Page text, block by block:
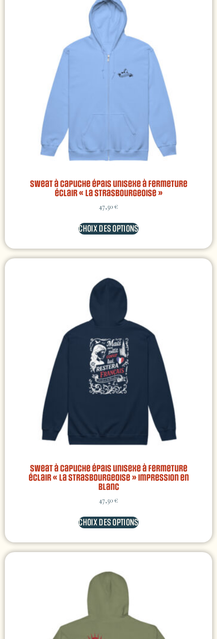
Sweat à capuche épais unisexe à fermeture
éclair « La Strasbourgeoise »
47,50€
CHOIX DES OPTIONS
Sweat à capuche épais unisexe à fermeture
éclair « La Strasbourgeoise » impression en
blanc
47,50€
CHOIX DES OPTIONS